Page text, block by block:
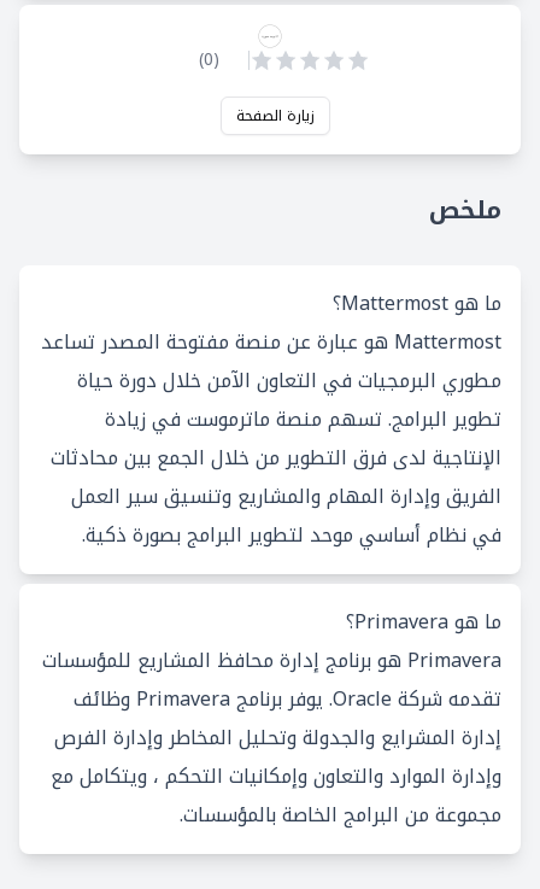
(
0
)
زيارة الصفحة
ملخص
ما هو Mattermost؟
Mattermost هو عبارة عن منصة مفتوحة المصدر تساعد
مطوري البرمجيات في التعاون الآمن خلال دورة حياة
تطوير البرامج. تسهم منصة ماترموست في زيادة
الإنتاجية لدى فرق التطوير من خلال الجمع بين محادثات
الفريق وإدارة المهام والمشاريع وتنسيق سير العمل
في نظام أساسي موحد لتطوير البرامج بصورة ذكية.
ما هو Primavera؟
Primavera هو برنامج إدارة محافظ المشاريع للمؤسسات
تقدمه شركة Oracle. يوفر برنامج Primavera وظائف
إدارة المشرايع والجدولة وتحليل المخاطر وإدارة الفرص
وإدارة الموارد والتعاون وإمكانيات التحكم ، ويتكامل مع
مجموعة من البرامج الخاصة بالمؤسسات.